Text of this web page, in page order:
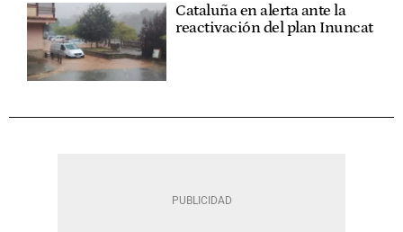
Cataluña en alerta ante la
reactivación del plan Inuncat